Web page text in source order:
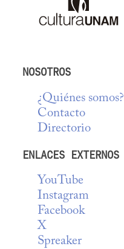
NOSOTROS
¿Quiénes somos?
Contacto
Directorio
ENLACES EXTERNOS
YouTube
Instagram
Facebook
X
Spreaker